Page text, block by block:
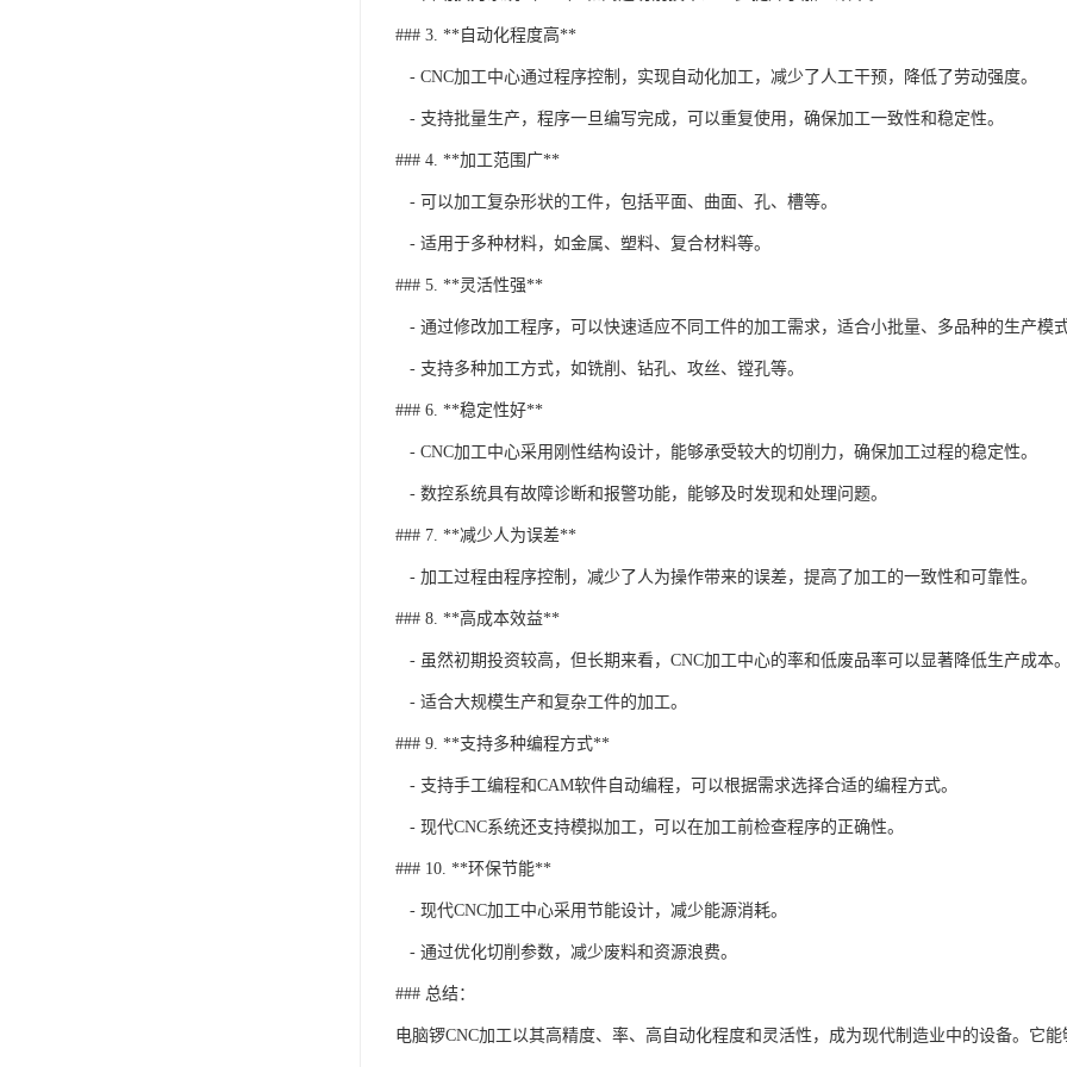
### 3. **自动化程度高**
- CNC加工中心通过程序控制，实现自动化加工，减少了人工干预，降低了劳动强度。
- 支持批量生产，程序一旦编写完成，可以重复使用，确保加工一致性和稳定性。
### 4. **加工范围广**
- 可以加工复杂形状的工件，包括平面、曲面、孔、槽等。
- 适用于多种材料，如金属、塑料、复合材料等。
### 5. **灵活性强**
- 通过修改加工程序，可以快速适应不同工件的加工需求，适合小批量、多品种的生产模
- 支持多种加工方式，如铣削、钻孔、攻丝、镗孔等。
### 6. **稳定性好**
- CNC加工中心采用刚性结构设计，能够承受较大的切削力，确保加工过程的稳定性。
- 数控系统具有故障诊断和报警功能，能够及时发现和处理问题。
### 7. **减少人为误差**
- 加工过程由程序控制，减少了人为操作带来的误差，提高了加工的一致性和可靠性。
### 8. **高成本效益**
- 虽然初期投资较高，但长期来看，CNC加工中心的率和低废品率可以显著降低生产成本
- 适合大规模生产和复杂工件的加工。
### 9. **支持多种编程方式**
- 支持手工编程和CAM软件自动编程，可以根据需求选择合适的编程方式。
- 现代CNC系统还支持模拟加工，可以在加工前检查程序的正确性。
### 10. **环保节能**
- 现代CNC加工中心采用节能设计，减少能源消耗。
- 通过优化切削参数，减少废料和资源浪费。
### 总结：
电脑锣CNC加工以其高精度、率、高自动化程度和灵活性，成为现代制造业中的设备。它